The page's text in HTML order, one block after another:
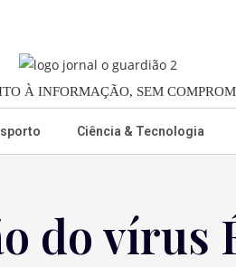
À INFORMAÇÃO, SEM
Ciência & Tecnologia
do vírus